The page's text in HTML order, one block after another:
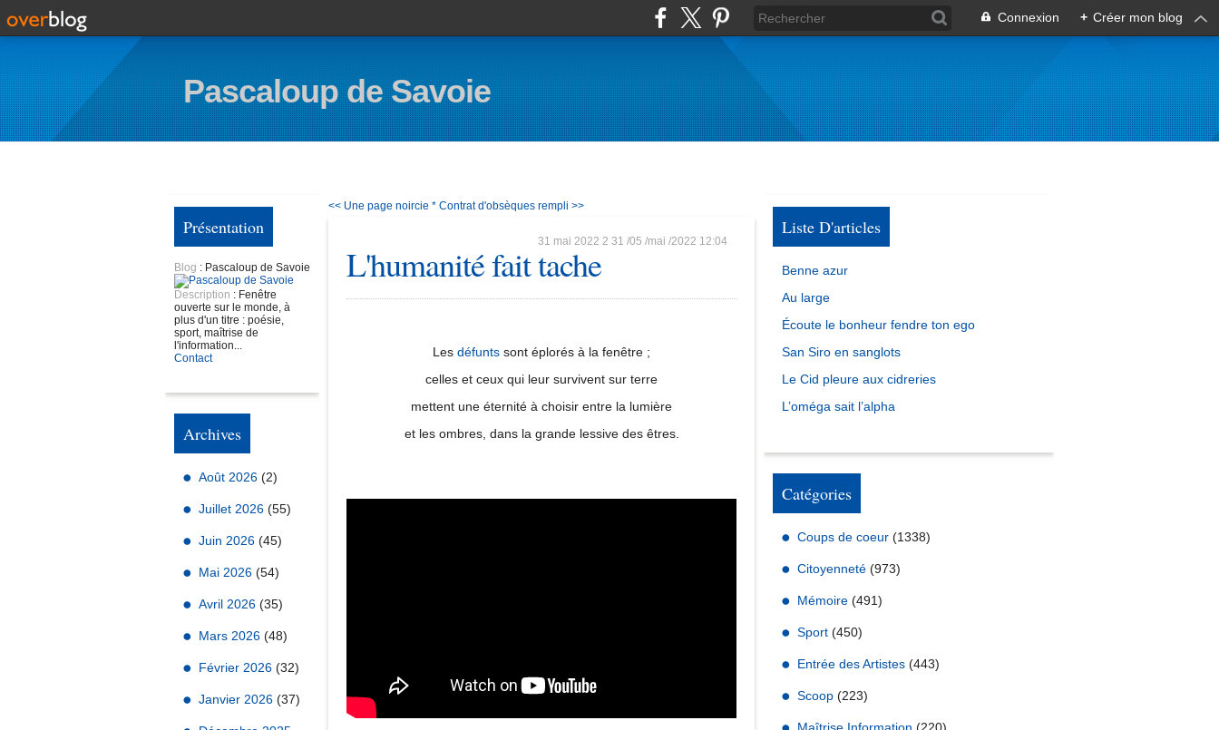
Connexion + Créer mon blog
Pascaloup de Savoie
Présentation
Blog : Pascaloup de Savoie
Description : Fenêtre
ouverte sur le monde, à
plus d'un titre : poésie,
sport, maîtrise de
l'information...
Contact
Archives
Août 2026 (2)
Juillet 2026 (55)
Juin 2026 (45)
Mai 2026 (54)
Avril 2026 (35)
Mars 2026 (48)
Février 2026 (32)
Janvier 2026 (37)
<< Une page noircie * Contrat d'obsèques rempli >>
31 mai 2022 2 31 /05 /mai /2022 12:04
L'humanité fait tache
Les défunts sont éplorés à la fenêtre ;
celles et ceux qui leur survivent sur terre
mettent une éternité à choisir entre la lumière
et les ombres, dans la grande lessive des êtres.
Liste D'articles
Benne azur
Au large
Écoute le bonheur fendre ton ego
San Siro en sanglots
Le Cid pleure aux cidreries
L’oméga sait l’alpha
Catégories
Coups de coeur (1338)
Citoyenneté (973)
Mémoire (491)
Sport (450)
Entrée des Artistes (443)
Scoop (223)